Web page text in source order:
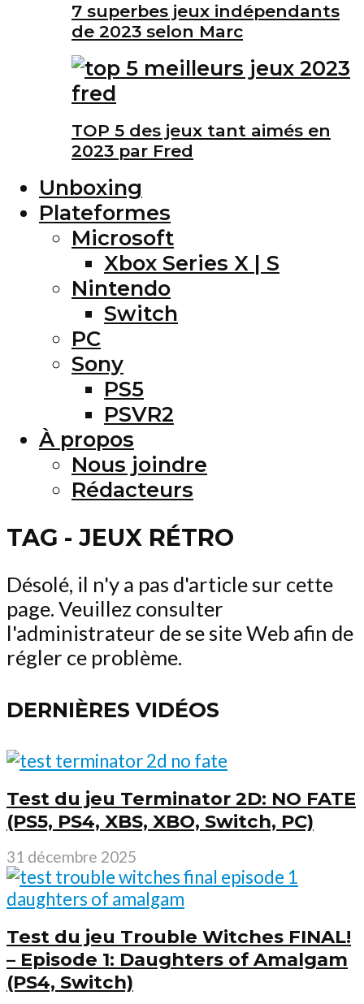
7 superbes jeux indépendants
de 2023 selon Marc
TOP 5 des jeux tant aimés en
2023 par Fred
Unboxing
Plateformes
Microsoft
Xbox Series X | S
Nintendo
Switch
PC
Sony
PS5
PSVR2
À propos
Nous joindre
Rédacteurs
TAG - JEUX RÉTRO
Désolé, il n'y a pas d'article sur cette
page. Veuillez consulter
l'administrateur de se site Web afin de
régler ce problème.
DERNIÈRES VIDÉOS
Test du jeu Terminator 2D: NO FATE
(PS5, PS4, XBS, XBO, Switch, PC)
31 décembre 2025
Test du jeu Trouble Witches FINAL!
– Episode 1: Daughters of Amalgam
(PS4, Switch)